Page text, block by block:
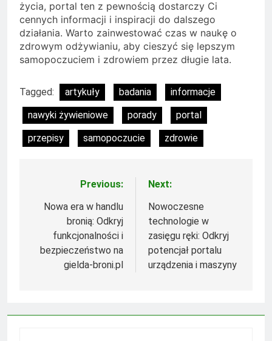
życia, portal ten z pewnością dostarczy Ci
cennych informacji i inspiracji do dalszego
działania. Warto zainwestować czas w naukę o
zdrowym odżywianiu, aby cieszyć się lepszym
samopoczuciem i zdrowiem przez długie lata.
Tagged: artykuły badania
informacje
nawyki żywieniowe
porady
portal
przepisy
samopoczucie zdrowie
Nawigacja
wpisu
Previous:
Nowa era w handlu
bronią: Odkryj
funkcjonalności i
bezpieczeństwo na
gielda-broni.pl
Next:
Nowoczesne
technologie w
zasięgu ręki: Odkryj
potencjał portalu
urządzenia i maszyny